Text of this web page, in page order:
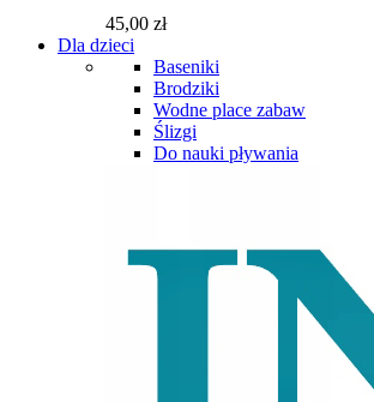
45,00 zł
Dla dzieci
Baseniki
Brodziki
Wodne place zabaw
Ślizgi
Do nauki pływania